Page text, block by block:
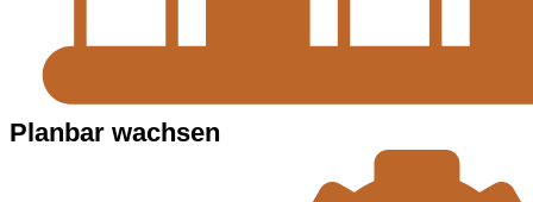
Planbar wachsen